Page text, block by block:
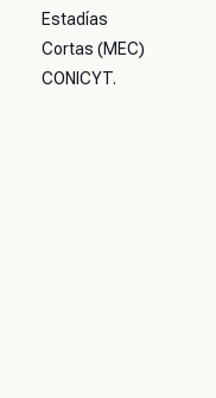
Estadías
Cortas (MEC)
CONICYT.